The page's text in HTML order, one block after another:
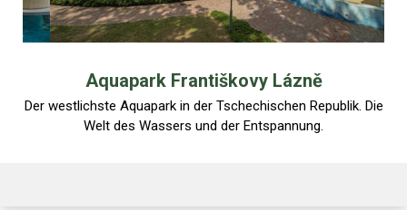
Aquapark Františkovy Lázně
Der westlichste Aquapark in der Tschechischen Republik. Die
Welt des Wassers und der Entspannung.